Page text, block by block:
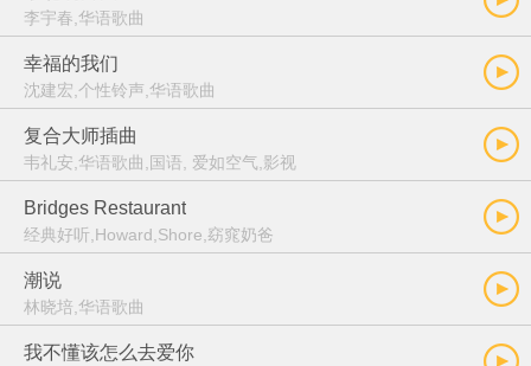
李宇春,华语歌曲
幸福的我们
沈建宏,个性铃声,华语歌曲
复合大师插曲
韦礼安,华语歌曲,国语, 爱如空气,影视
Bridges Restaurant
经典好听,Howard,Shore,窈窕奶爸
潮说
林晓培,华语歌曲
我不懂该怎么去爱你